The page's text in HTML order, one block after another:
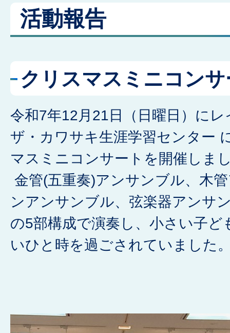
活動報告
クリスマスミニコン
令和7年12月21日（日曜日）に
ザ・カワサキ生涯学習センター
マスミニコンサートを開催しま
金管(五重奏)アンサンブル、木
ンアンサンブル、弦楽器アンサ
の5部構成で演奏し、小さい子ど
いひと時を過ごされていました